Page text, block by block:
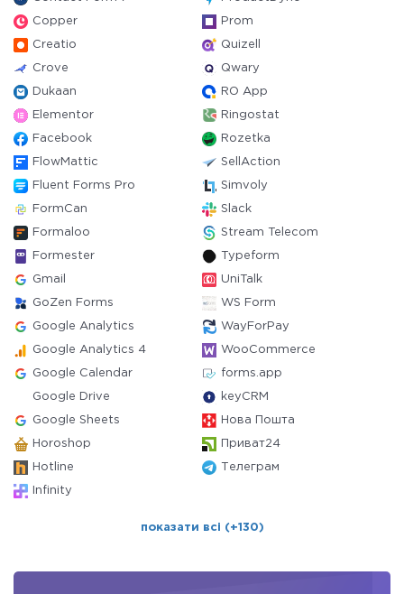
Copper Prom
Creatio Quizell
Crove Qwary
Dukaan RO App
Elementor Ringostat
Facebook Rozetka
FlowMattic SellAction
Fluent Forms Pro Simvoly
FormCan Slack
Formaloo Stream Telecom
Formester Typeform
Gmail UniTalk
GoZen Forms WS Form
Google Analytics WayForPay
Google Analytics 4 WooCommerce
Google Calendar forms.app
Google Drive keyCRM
Google Sheets Нова Пошта
Horoshop Приват24
Hotline Телеграм
Infinity
показати всі (+130)